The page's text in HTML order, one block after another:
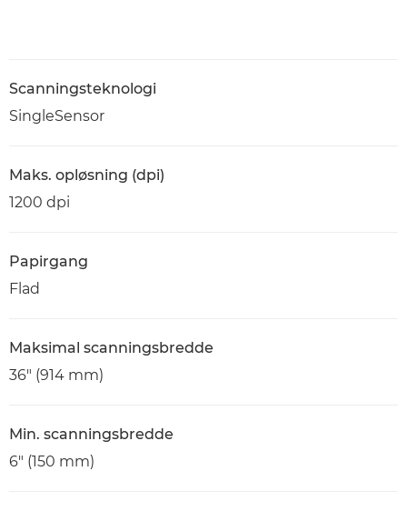
Scanningsteknologi
SingleSensor
Maks. opløsning (dpi)
1200 dpi
Papirgang
Flad
Maksimal scanningsbredde
36" (914 mm)
Min. scanningsbredde
6" (150 mm)